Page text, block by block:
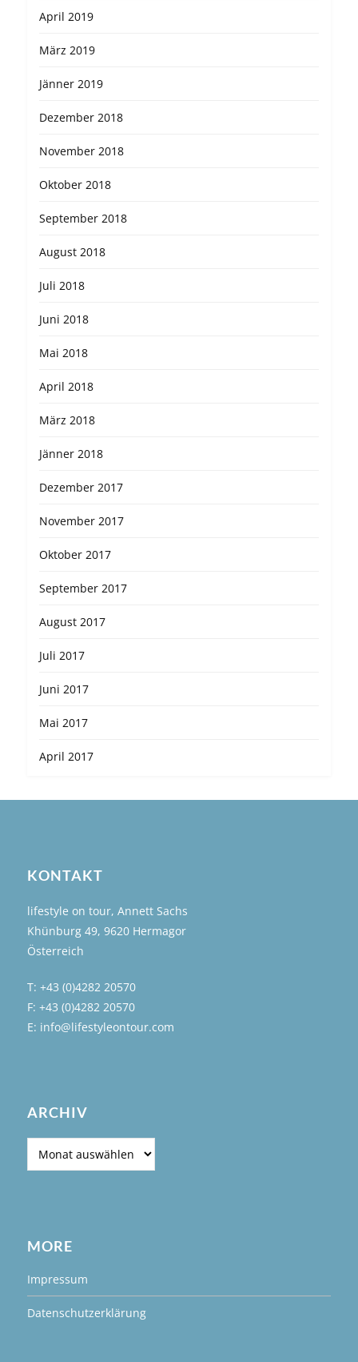
April 2019
März 2019
Jänner 2019
Dezember 2018
November 2018
Oktober 2018
September 2018
August 2018
Juli 2018
Juni 2018
Mai 2018
April 2018
März 2018
Jänner 2018
Dezember 2017
November 2017
Oktober 2017
September 2017
August 2017
Juli 2017
Juni 2017
Mai 2017
April 2017
KONTAKT
lifestyle on tour, Annett Sachs
Khünburg 49, 9620 Hermagor
Österreich
T: +43 (0)4282 20570
F: +43 (0)4282 20570
E: info@lifestyleontour.com
ARCHIV
MORE
Impressum
Datenschutzerklärung